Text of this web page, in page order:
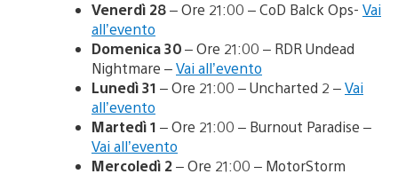
Venerdì 28– Ore 21:00 – CoD Balck Ops- Vai
all’evento
Domenica 30– Ore 21:00 – RDR Undead
Nightmare –Vai all’evento
Lunedì 31 – Ore 21:00 – Uncharted 2 –Vai
all’evento
Martedì 1 – Ore 21:00 – Burnout Paradise –
Vai all’evento
Mercoledì 2– Ore 21:00 – MotorStorm